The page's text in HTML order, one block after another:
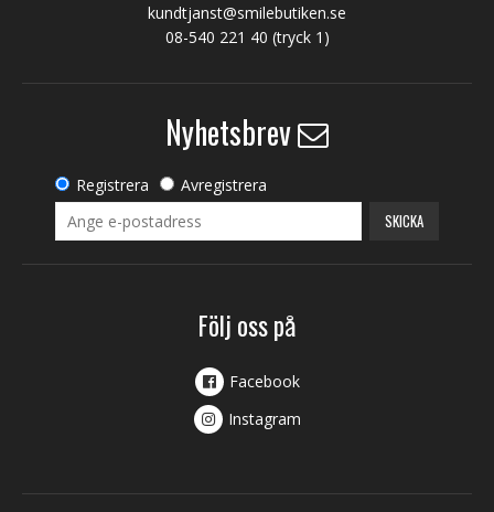
kundtjanst@smilebutiken.se
08-540 221 40 (tryck 1)
Nyhetsbrev
Registrera Avregistrera
SKICKA
Följ oss på
Facebook
Instagram